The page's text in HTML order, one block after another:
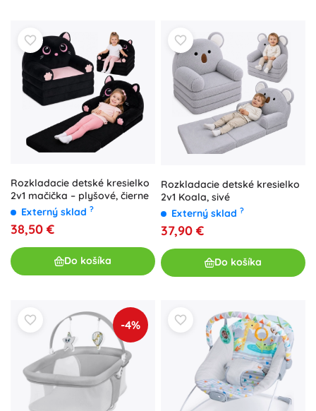
Rozkladacie detské kresielko
2v1 mačička – plyšové, čierne
Externý sklad ?
38,50 €
Do košíka
Rozkladacie detské kresielko
2v1 Koala, sivé
Externý sklad ?
37,90 €
Do košíka
-4%